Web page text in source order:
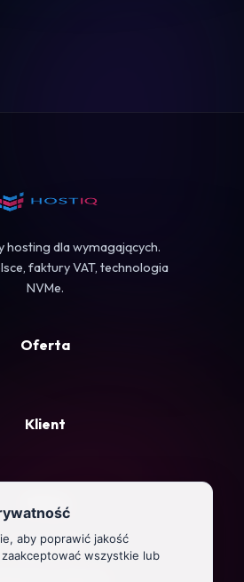
Koszyk
hosting dla wymagających.
faktury VAT, technologia
NVMe.
Oferta
Klient
Firma
Regulamin
aby poprawić jakość
wszystkie lub